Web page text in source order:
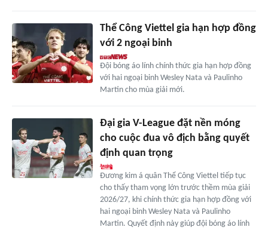
Thể Công Viettel gia hạn hợp đồng
với 2 ngoại binh
Đội bóng áo lính chính thức gia hạn hợp đồng
với hai ngoại binh Wesley Nata và Paulinho
Martin cho mùa giải mới.
Đại gia V-League đặt nền móng
cho cuộc đua vô địch bằng quyết
định quan trọng
Đương kim á quân Thể Công Viettel tiếp tục
cho thấy tham vọng lớn trước thềm mùa giải
2026/27, khi chính thức gia hạn hợp đồng với
hai ngoại binh Wesley Nata và Paulinho
Martin. Quyết định này giúp đội bóng áo lính